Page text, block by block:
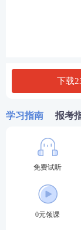
二、在中国教
位所在地的教
教育行政部门
② 申请高级中
指导教师资格
③ 申请高等学
下载
学习指南 报考
免费试听
0元领课